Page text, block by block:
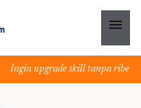
menu
Ingin upgrade skill tanpa ribet?